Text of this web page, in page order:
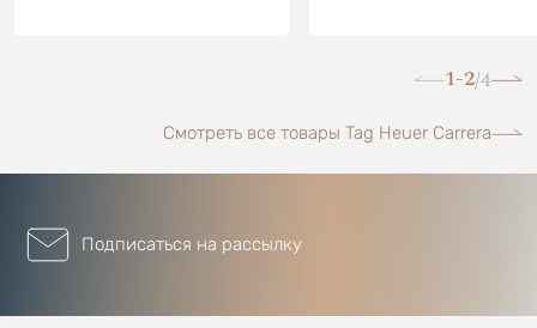
1-2/4
Смотреть все товары Tag Heuer Carrera
Подписаться на рассылку